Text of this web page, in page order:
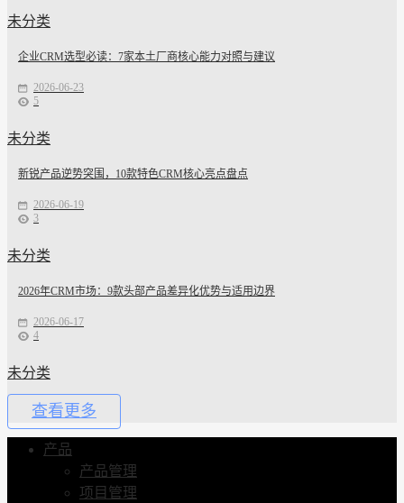
未分类
企业CRM选型必读：7家本土厂商核心能力对照与建议
2026-06-23
5
未分类
新锐产品逆势突围，10款特色CRM核心亮点盘点
2026-06-19
3
未分类
2026年CRM市场：9款头部产品差异化优势与适用边界
2026-06-17
4
未分类
查看更多
产品
产品管理
项目管理